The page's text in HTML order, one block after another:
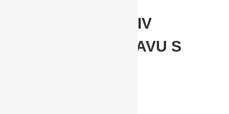
PO VISINI PODESIV
OSLONAC ZA GLAVU S